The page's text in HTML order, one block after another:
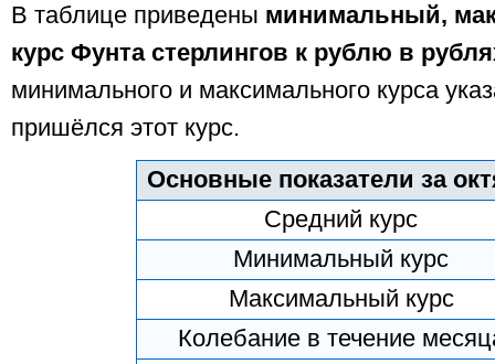
В таблице приведены минимальный,
курс Фунта стерлингов к рублю в
минимального и максимального курса
пришёлся этот курс.
Основные показатели за
Средний курс
Минимальный курс
Максимальный курс
Колебание в течение